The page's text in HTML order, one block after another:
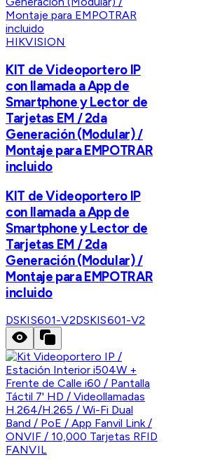
HIKVISION
KIT de Videoportero IP
con llamada a App de
Smartphone y Lector de
Tarjetas EM / 2da
Generación (Modular) /
Montaje para EMPOTRAR
incluido
KIT de Videoportero IP
con llamada a App de
Smartphone y Lector de
Tarjetas EM / 2da
Generación (Modular) /
Montaje para EMPOTRAR
incluido
DSKIS601-V2DSKIS601-V2
FANVIL